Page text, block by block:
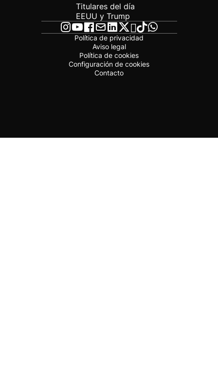
Titulares del día
EEUU y Trump
Política de privacidad
Aviso legal
Política de cookies
Configuración de cookies
Contacto